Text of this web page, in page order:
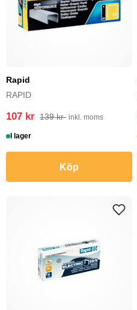
Rapid
RAPID
107 kr 139 kr inkl. moms
I lager
Köp